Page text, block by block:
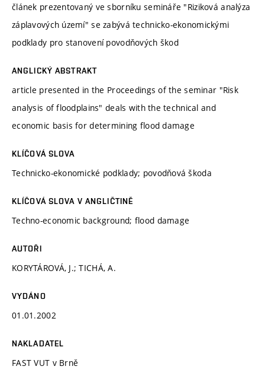
článek prezentovaný ve sborníku semináře "Riziková analýza
záplavových území" se zabývá technicko-ekonomickými
podklady pro stanovení povodňových škod
ANGLICKÝ ABSTRAKT
article presented in the Proceedings of the seminar "Risk
analysis of floodplains" deals with the technical and
economic basis for determining flood damage
KLÍČOVÁ SLOVA
Technicko-ekonomické podklady; povodňová škoda
KLÍČOVÁ SLOVA V ANGLIČTINĚ
Techno-economic background; flood damage
AUTOŘI
KORYTÁROVÁ, J.; TICHÁ, A.
VYDÁNO
01.01.2002
NAKLADATEL
FAST VUT v Brně